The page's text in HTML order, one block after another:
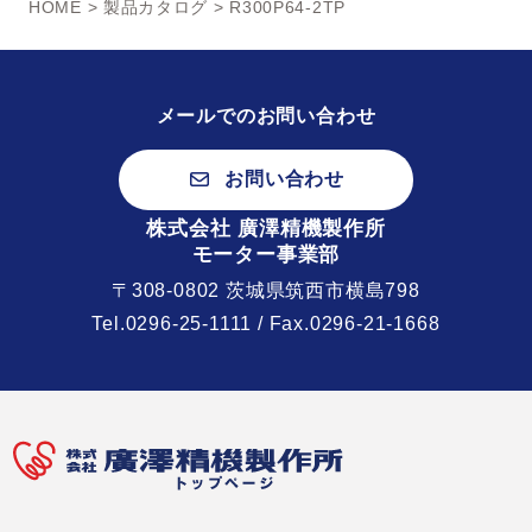
HOME > 製品カタログ > R300P64-2TP
メールでのお問い合わせ
お問い合わせ
株式会社 廣澤精機製作所
モーター事業部
〒308-0802 茨城県筑西市横島798
Tel.0296-25-1111 / Fax.0296-21-1668